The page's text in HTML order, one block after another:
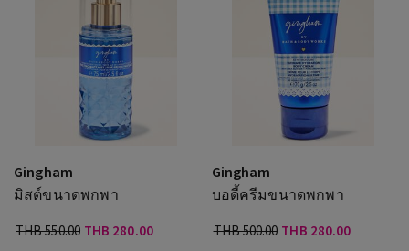
Gingham
มิสต์ขนาดพกพา
THB 550.00 THB 280.00
Gingham
บอดี้ครีมขนาดพกพา
THB 500.00 THB 280.00